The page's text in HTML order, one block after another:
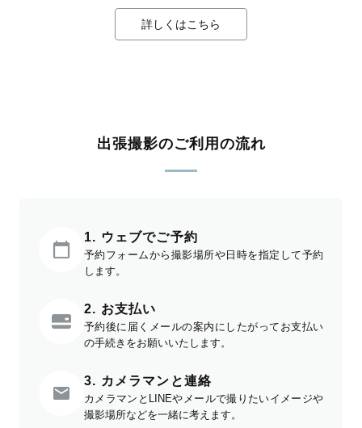
詳しくはこちら
出張撮影のご利用の流れ
1. ウェブでご予約
予約フォームから撮影場所や日時を指定して予約
します。
2. お支払い
予約後に届くメールの案内にしたがってお支払い
の手続きをお願いいたします。
3. カメラマンと連絡
カメラマンとLINEやメールで撮りたいイメージや
撮影場所などを一緒に考えます。